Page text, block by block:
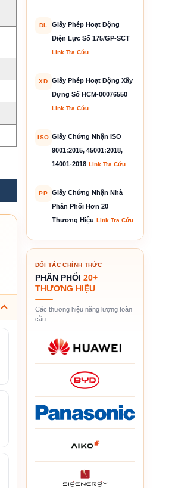
DL
Giấy Phép Hoạt Động
Điện Lực Số 175/GP-SCT
Link Tra Cứu
XD
Giấy Phép Hoạt Động Xây
Dựng Số HCM-00076550
Link Tra Cứu
ISO Giấy Chứng Nhận ISO
9001:2015, 45001:2018,
14001-2018 Link Tra Cứu
PP
Giấy Chứng Nhận Nhà
Phân Phối Hơn 20
Thương Hiệu Link Tra Cứu
ĐỐI TÁC CHÍNH THỨC
PHÂN PHỐI 20+
THƯƠNG HIỆU
Các thương hiệu năng lượng toàn
cầu